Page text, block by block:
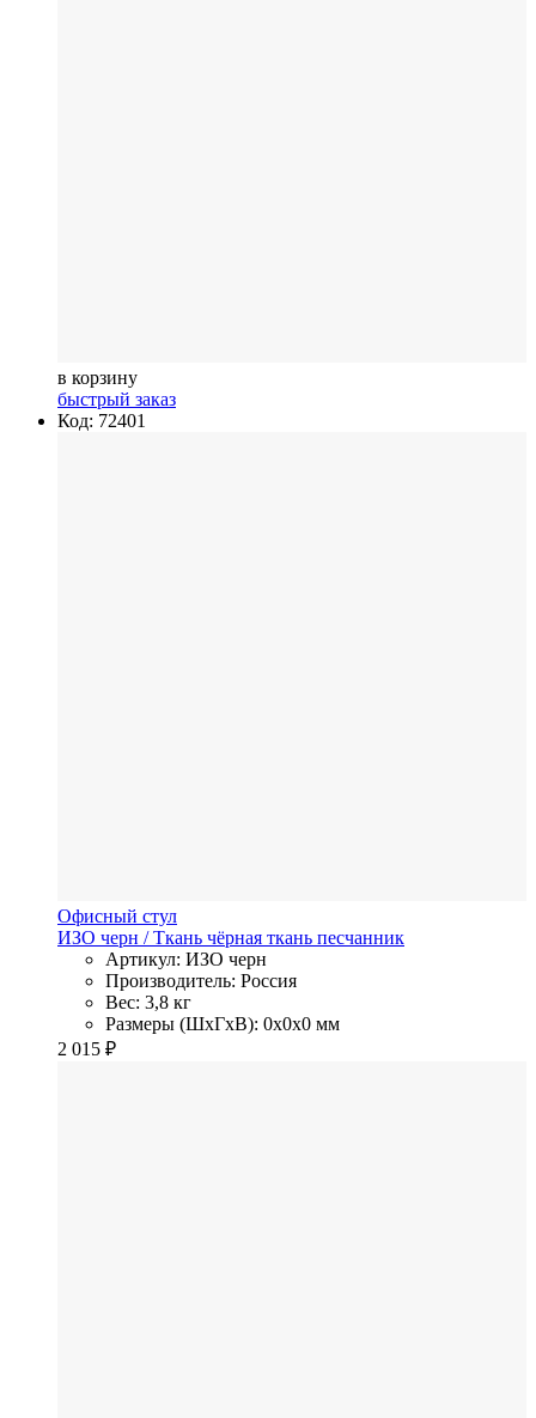
в корзину
быстрый заказ
Код: 72401
Офисный стул
ИЗО черн / Ткань чёрная ткань песчанник
Артикул: ИЗО черн
Производитель: Россия
Вес: 3,8 кг
Размеры (ШхГхВ): 0x0x0 мм
2 015 ₽